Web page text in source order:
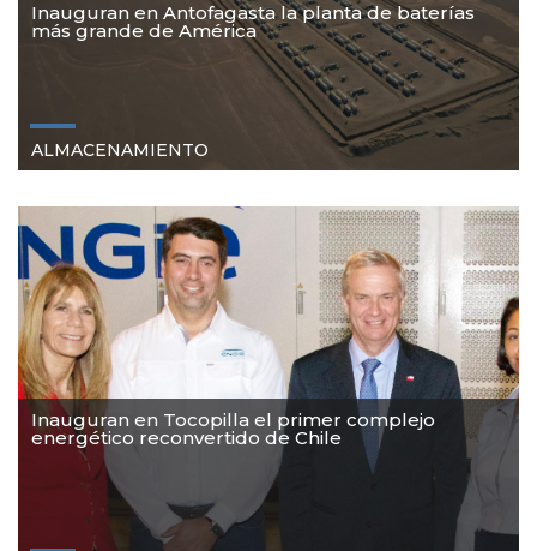
Inauguran en Antofagasta la planta de baterías
más grande de América
ALMACENAMIENTO
Inauguran en Tocopilla el primer complejo
energético reconvertido de Chile